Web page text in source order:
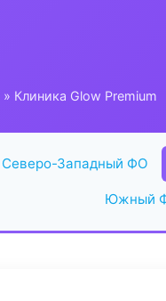
» Клиника Glow Premium
Северо-Западный ФО
Южный